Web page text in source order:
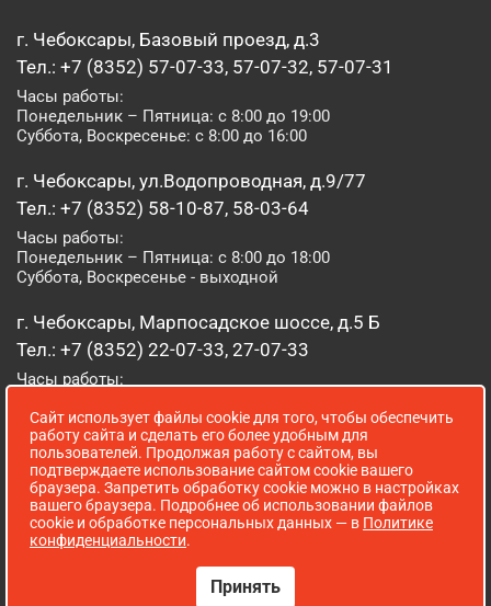
г. Чебоксары, Базовый проезд, д.3
Тел.: +7 (8352) 57-07-33, 57-07-32, 57-07-31
Часы работы:
Понедельник – Пятница: с 8:00 до 19:00
Суббота, Воскресенье: с 8:00 до 16:00
г. Чебоксары, ул.Водопроводная, д.9/77
Тел.: +7 (8352) 58-10-87, 58-03-64
Часы работы:
Понедельник – Пятница: с 8:00 до 18:00
Суббота, Воскресенье - выходной
г. Чебоксары, Марпосадское шоссе, д.5 Б
Тел.: +7 (8352) 22-07-33, 27-07-33
Часы работы:
Суббота, Воскресенье: с 8:00 до 16:00
г. Йошкар-Ола, ул. Луначарского, д. 52 А
Тел.: (8362) 41-07-31
Часы работы:
Понедельник – Пятница: с 8:00 до 18:00
Сайт использует файлы cookie для того, чтобы обеспечить
работу сайта и сделать его более удобным для
пользователей. Продолжая работу с сайтом, вы
подтверждаете использование сайтом cookie вашего
браузера. Запретить обработку cookie можно в настройках
вашего браузера. Подробнее об использовании файлов
cookie и обработке персональных данных — в Политике
конфиденциальности.
Принять